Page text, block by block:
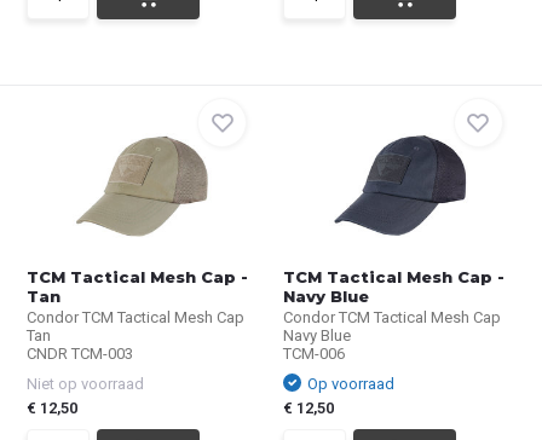
TCM Tactical Mesh Cap -
Tan
Condor TCM Tactical Mesh Cap
Tan
CNDR TCM-003
Niet op voorraad
€ 12,50
TCM Tactical Mesh Cap -
Navy Blue
Condor TCM Tactical Mesh Cap
Navy Blue
TCM-006
Op voorraad
€ 12,50